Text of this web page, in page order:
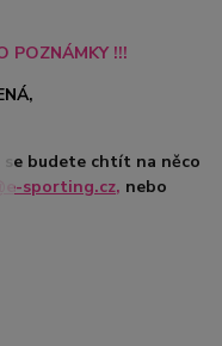
POZNÁMKY !!!
budete chtít na něco
sporting.cz, nebo